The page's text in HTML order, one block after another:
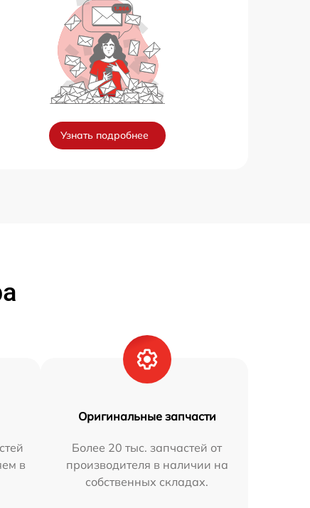
Узнать подробнее
в
Оригинальные запчасти
Более 20 тыс. запчастей от
производителя в наличии на
собственных складах.